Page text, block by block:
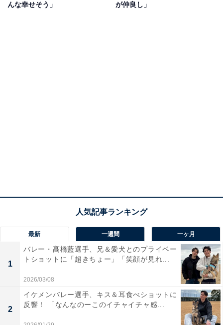
んな幸せそう」
が仲良し」
最新 一週間 一ヶ月
1
バレー・髙橋藍選手、兄＆愛犬とのプライベー
トショットに「超きちょー」「笑顔が見れ...
2026/03/08
2
イケメンバレー選手、キス＆耳食べショットに
反響！ 「なんなのーこのイチャイチャ感...